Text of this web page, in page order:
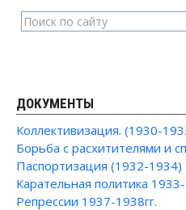
ДОКУМЕНТЫ
Коллективизация. (1930-
Борьба с расхитителями и
Паспортизация (1932-1934)
Карательная политика 1933-
Репрессии 1937-1938гг.